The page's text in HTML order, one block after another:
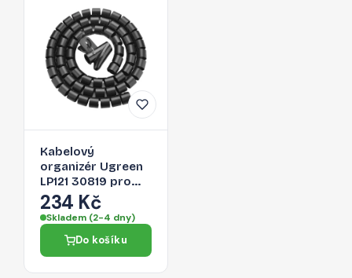
Kabelový
organizér Ugreen
LP121 30819 pro
kabely - černá
234 Kč
Skladem (2-4 dny)
Do košíku